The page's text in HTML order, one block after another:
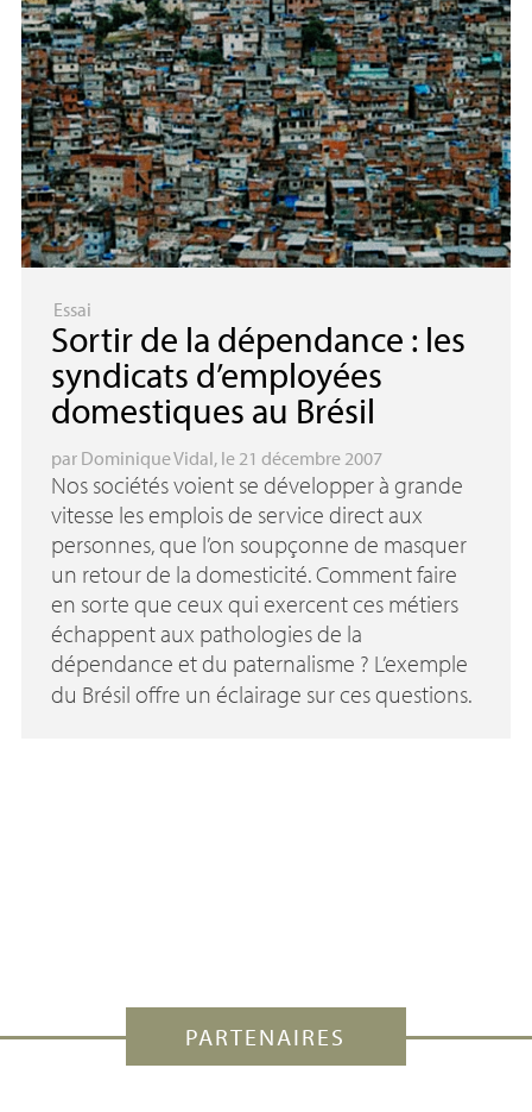
Essai
Sortir de la dépendance : les
syndicats d’employées
domestiques au Brésil
par Dominique Vidal, le 21 décembre 2007
Nos sociétés voient se développer à grande
vitesse les emplois de service direct aux
personnes, que l’on soupçonne de masquer
un retour de la domesticité. Comment faire
en sorte que ceux qui exercent ces métiers
échappent aux pathologies de la
dépendance et du paternalisme ? L’exemple
du Brésil offre un éclairage sur ces questions.
PARTENAIRES